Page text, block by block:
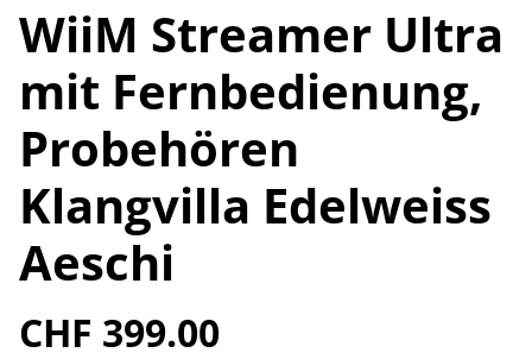
WiiM Streamer Ultra
mit Fernbedienung,
Probehören
Klangvilla Edelweiss
Aeschi
CHF 399.00